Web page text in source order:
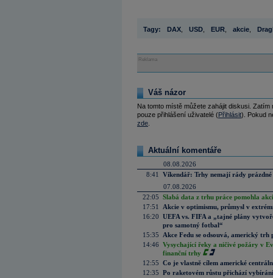
Tagy: DAX USD EUR akcie
Reklama
Váš názor
Na tomto místě můžete zahájit diskusi.
pouze přihlášení uživatelé (Přihlásit). Pokud
zde
Aktuální komentáře
08.08.2026
8:41
Víkendář: Trhy nemají rády prázdné
07.08.2026
22:05 Slabá data z trhu práce pomohla
17:51
Akcie v optimismu, průmysl v
16:20 UEFA vs. FIFA a „tajné plány
pro samotný fotbal“
15:35
Akce Fedu se odsouvá, americký
14:46 Vysychající řeky a ničivé požáry v
finanční trhy
12:55 Co je vlastně cílem americké
12:35 Po raketovém růstu přichází